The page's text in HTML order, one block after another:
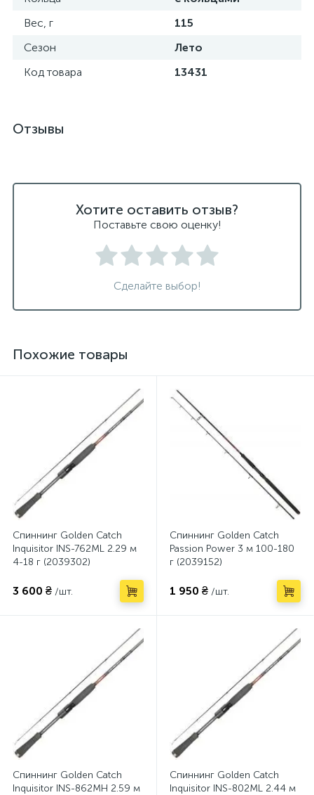
Вес, г
115
Сезон
Лето
Код товара
13431
Отзывы
Хотите оставить отзыв?
Поставьте свою оценку!
Сделайте выбор!
Похожие товары
Спиннинг Golden Catch
Inquisitor INS-762ML 2.29 м
4-18 г (2039302)
3 600 ₴ /шт.
Спиннинг Golden Catch
Passion Power 3 м 100-180
г (2039152)
1 950 ₴ /шт.
Спиннинг Golden Catch
Inquisitor INS-862MH 2.59 м
Спиннинг Golden Catch
Inquisitor INS-802ML 2.44 м